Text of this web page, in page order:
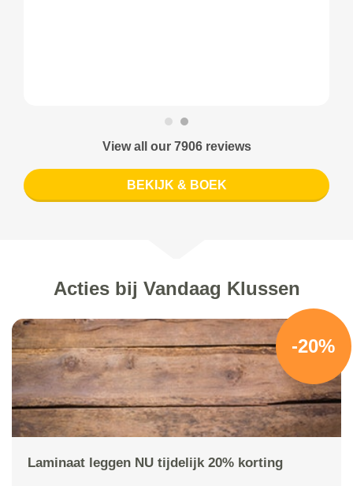
View all our 7906 reviews
BEKIJK & BOEK
Acties bij Vandaag Klussen
-20%
Laminaat leggen NU tijdelijk 20% korting